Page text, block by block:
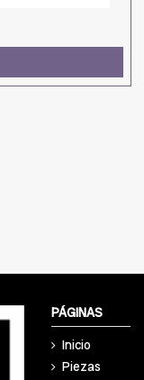
PÁGINAS
Inicio
Piezas